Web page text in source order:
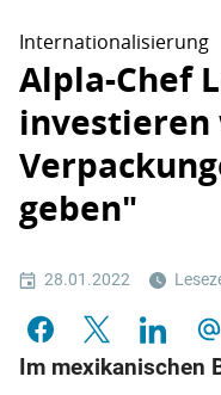
Internationalisierung
Alpla-Chef
geben"
28.01.2022
Im mexikanischen